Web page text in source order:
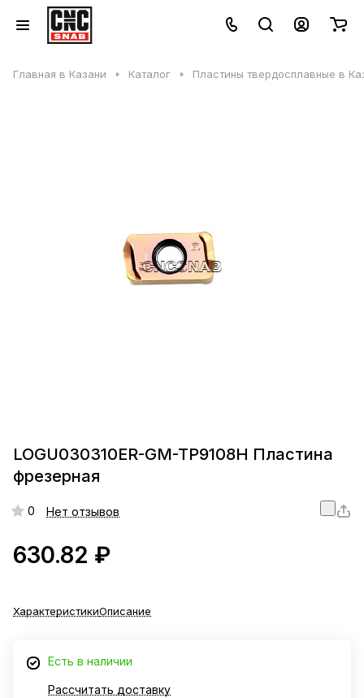
Главная в Казани Каталог Пластины твердосплавные в
LOGU030310ER-GM-TP9108H Пластина
фрезерная
0 Нет отзывов
630.82 ₽
ХарактеристикиОписание
Есть в наличии
Рассчитать доставку